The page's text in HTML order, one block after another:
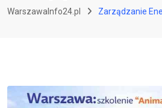
WarszawaInfo24.pl Zarządzanie